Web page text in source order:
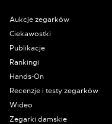
Aukcje zegarków
Ciekawostki
Publikacje
Rankingi
Hands-On
Recenzje i testy zegarków
Wideo
Zegarki damskie